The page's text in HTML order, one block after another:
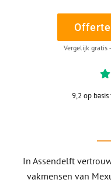
Vergelijk gratis
9,2 op
In Assendelft
vakmensen van